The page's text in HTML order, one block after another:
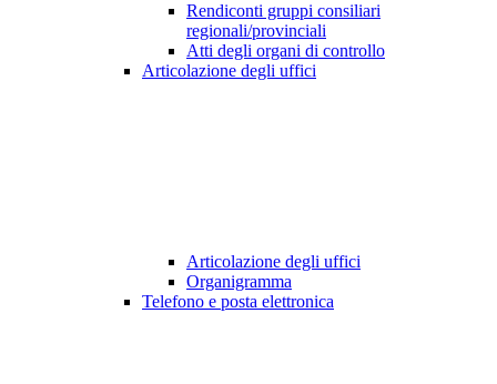
Rendiconti gruppi consiliari
regionali/provinciali
Atti degli organi di controllo
Articolazione degli uffici
Articolazione degli uffici
Organigramma
Telefono e posta elettronica